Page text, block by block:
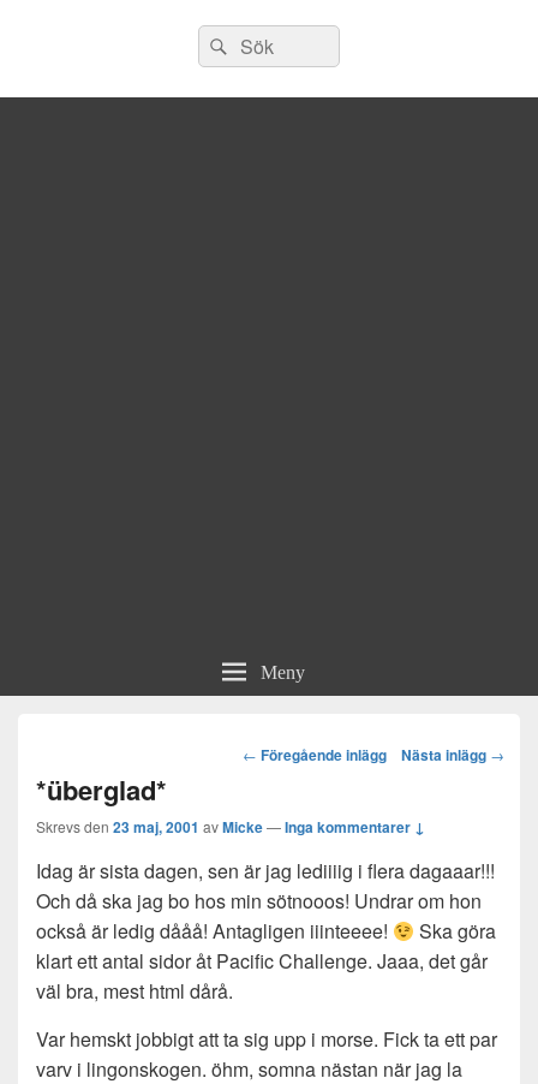
Sök
efter:
Sök
Meny
Post
← Föregående inlägg Nästa inlägg →
*überglad*
Skrevs den 23 maj, 2001 avMicke—Inga kommentarer ↓
Idag är sista dagen, sen är jag lediiiig i flera dagaaar!!!
Och då ska jag bo hos min sötnooos! Undrar om hon
också är ledig dååå! Antagligen iiinteeee!
Ska göra
klart ett antal sidor åt Pacific Challenge. Jaaa, det går
väl bra, mest html dårå.
Var hemskt jobbigt att ta sig upp i morse. Fick ta ett par
varv i lingonskogen. öhm, somna nästan när jag la